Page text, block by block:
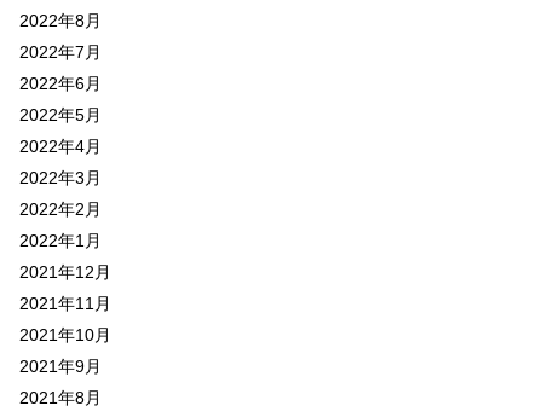
2022年8月
2022年7月
2022年6月
2022年5月
2022年4月
2022年3月
2022年2月
2022年1月
2021年12月
2021年11月
2021年10月
2021年9月
2021年8月